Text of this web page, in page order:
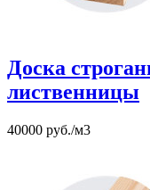
Доска
лиственницы
40000 руб./м3